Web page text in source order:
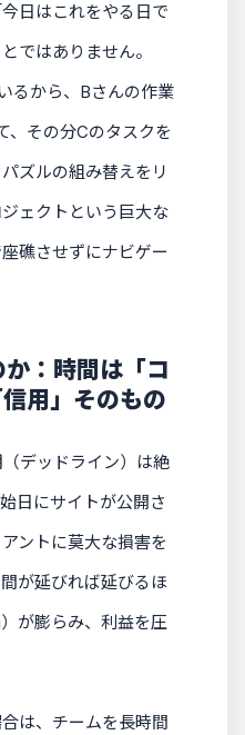
日はこれをやる日で
ではありません。
るから、Bさんの作業
、その分Cのタスクを
ズルの組み替えをリ
ェクトという巨大な
礁させずにナビゲー
：時間は「コ
用」そのもの
デッドライン）は絶
日にサイトが公開さ
ントに莫大な損害を
が延びれば延びるほ
が膨らみ、利益を圧
は、チームを長時間